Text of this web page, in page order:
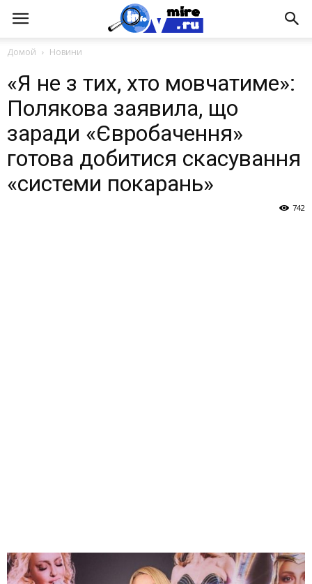
Домой Новини
«Я не з тих, хто мовчатиме»:
Полякова заявила, що
заради «Євробачення»
готова добитися скасування
«системи покарань»
742